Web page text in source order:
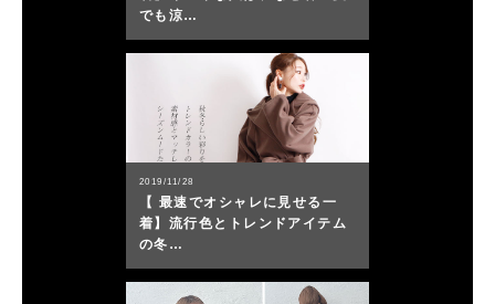
でも涼…
2019/11/28
【 最速でオシャレに見せる一
着】流行色とトレンドアイテム
の冬…